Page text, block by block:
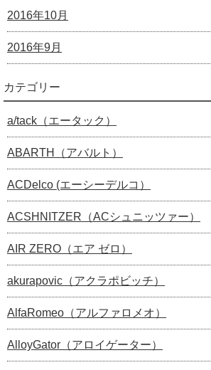
2016年10月
2016年9月
カテゴリー
a/tack（エータック）
ABARTH（アバルト）
ACDelco (エーシーデルコ）
ACSHNITZER（ACシュニッツァー）
AIR ZERO（エア ゼロ）
akurapovic（アクラポビッチ）
AlfaRomeo（アルファロメオ）
AlloyGator（アロイゲーター）